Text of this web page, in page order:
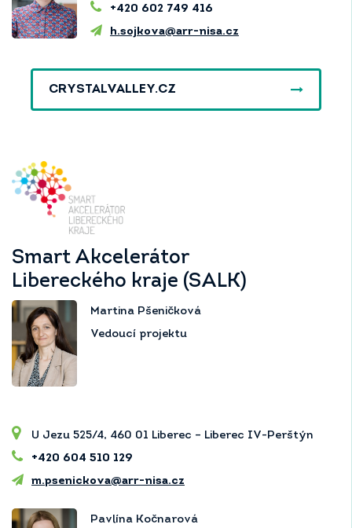
+420 602 749 416
h.sojkova@arr-nisa.cz
CRYSTALVALLEY.CZ
Smart Akcelerátor
Libereckého kraje (SALK)
Martina Pšeničková
Vedoucí projektu
U Jezu 525/4, 460 01 Liberec – Liberec IV-Perštýn
+420 604 510 129
m.psenickova@arr-nisa.cz
Pavlína Kočnarová